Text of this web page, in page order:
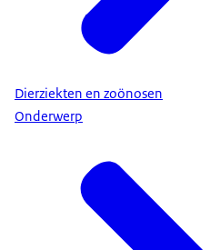
Dierziekten en zoönosen
Onderwerp